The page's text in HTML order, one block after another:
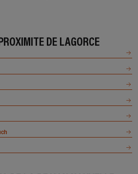
DE LAGORCE